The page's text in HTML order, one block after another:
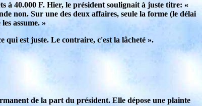
à 40.000 F. Hier, le président soulignait à juste titre: «
non. Sur une des deux affaires, seule la forme (le délai
assume. »
qui est juste. Le contraire, c'est la lâcheté ».
de la part du président. Elle dépose une plainte